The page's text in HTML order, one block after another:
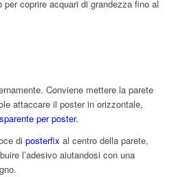
coprire acquari di grandezza fino al
Conviene mettere la parete
attaccare il poster in orizzontale,
per poster.
di posterfix al centro della parete,
l’adesivo aiutandosi con una